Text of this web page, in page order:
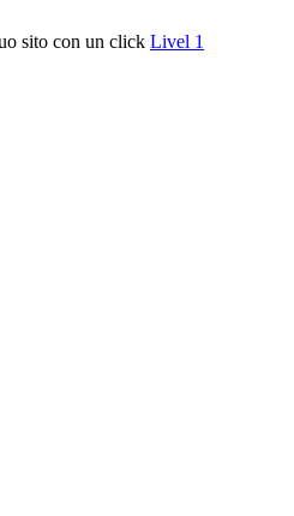
sito con un click Livel 1